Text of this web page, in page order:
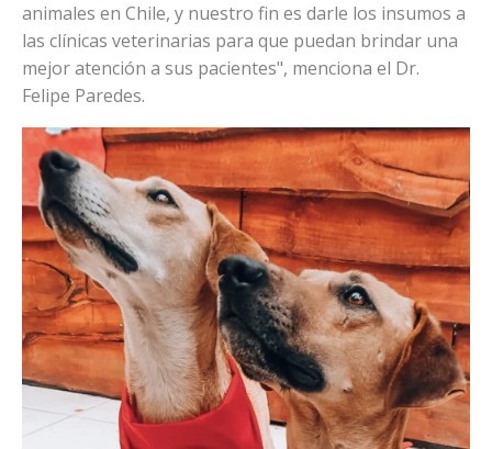
animales en Chile, y nuestro fin es darle los insumos a
las clínicas veterinarias para que puedan brindar una
mejor atención a sus pacientes", menciona el Dr.
Felipe Paredes.